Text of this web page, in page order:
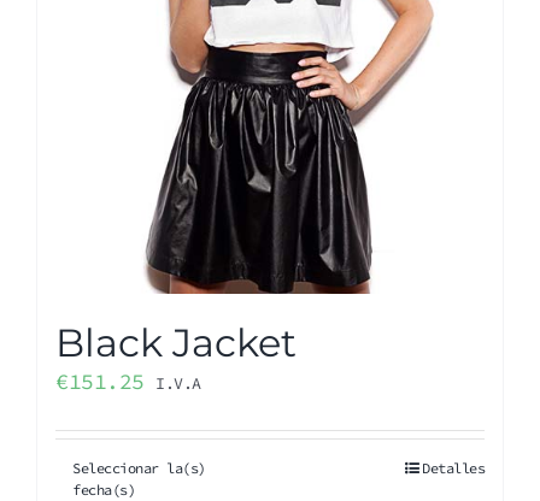
Black Jacket
€151.25 I.V.A
Seleccionar la(s)
fecha(s)
Detalles